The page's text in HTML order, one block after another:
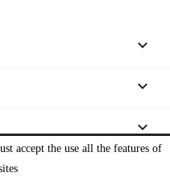
accept the use all the features of


